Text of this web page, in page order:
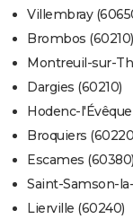
Villembray
Brombos (60210)
Montreuil-sur-
Dargies (60210)
Hodenc-
Broquiers
Escames (60380)
Saint-Samson-
Lierville (60240)